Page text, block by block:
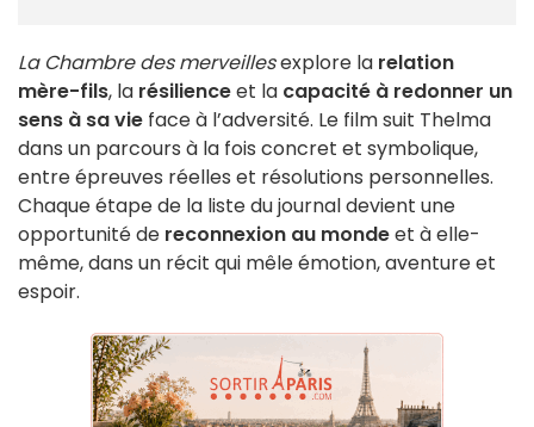
La Chambre des merveillesexplore la relation
mère-fils, la résilienceet la capacité à redonner un
sens à sa vie face à l’adversité. Le film suit Thelma
dans un parcours à la fois concret et symbolique,
entre épreuves réelles et résolutions personnelles.
Chaque étape de la liste du journal devient une
opportunité de reconnexion au mondeet à elle-
même, dans un récit qui mêle émotion, aventure et
espoir.